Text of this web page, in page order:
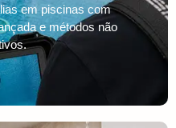
em piscinas com
e métodos não